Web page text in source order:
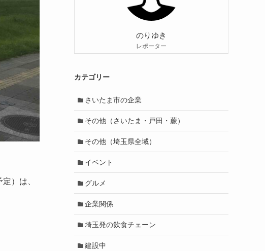
）は、
のりゆき
レポーター
カテゴリー
さいたま市の企業
その他（さいたま・戸田・蕨）
その他（埼玉県全域）
イベント
グルメ
企業関係
埼玉発の飲食チェーン
建設中